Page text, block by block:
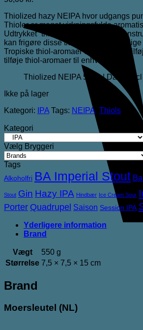
Thiolized hazy NEIPA hvor udgangs
Thioler er meget virkningsfulde
Udtrykket “thioliseret” refererer til
kan frigøre disse tidligere utilgængelige
Tropiske thiol-aromaer er en perfekt
tilføje thiol-aromaer til enhver stilart.
Thiolized NEIPA 5,5% | Dåse 44cl
Ikke på lager
Kategori:
IPA Tags: NEIPA Thiols
Kategori
Vælg Bryggeri
Tags
Alkoholfri BA Imperial Stout
Stout Gin Hazy IPA Hindbær Ice Cream Sour
Porter Quadrupel Saison Session IPA
Yderligere information
Brand
Vægt
550 g
Størrelse 7,5 × 7,5 × 15 cm
Brand
Moersleutel (NL)